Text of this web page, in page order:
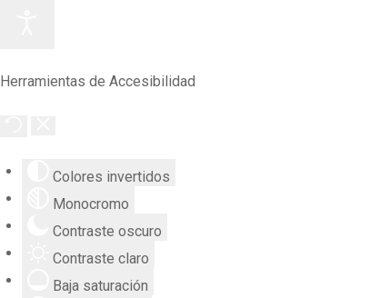
Herramientas de Accesibilidad
Colores invertidos
Monocromo
Contraste oscuro
Contraste claro
Baja saturación